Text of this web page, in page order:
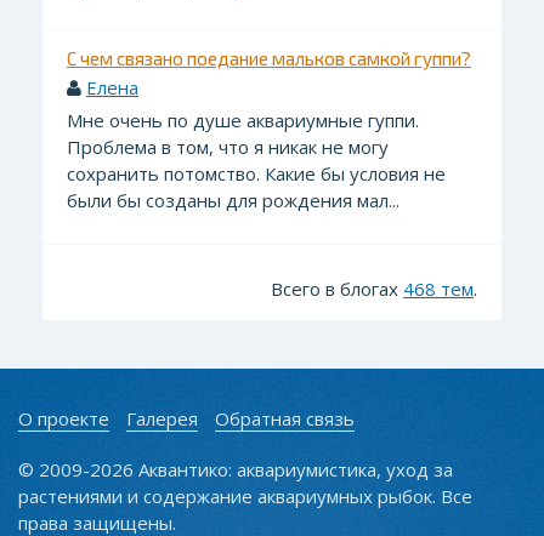
С чем связано поедание мальков самкой гуппи?
Елена
Мне очень по душе аквариумные гуппи.
Проблема в том, что я никак не могу
сохранить потомство. Какие бы условия не
были бы созданы для рождения мал...
Всего в блогах 468 тем.
О проекте Галерея Обратная связь
© 2009-2026 Аквантико: аквариумистика, уход за
растениями и содержание аквариумных рыбок. Все
права защищены.